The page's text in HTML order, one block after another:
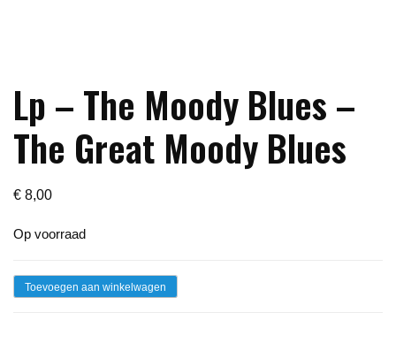
Lp – The Moody Blues –
The Great Moody Blues
€ 8,00
Op voorraad
LpToevoegen aan winkelwagen